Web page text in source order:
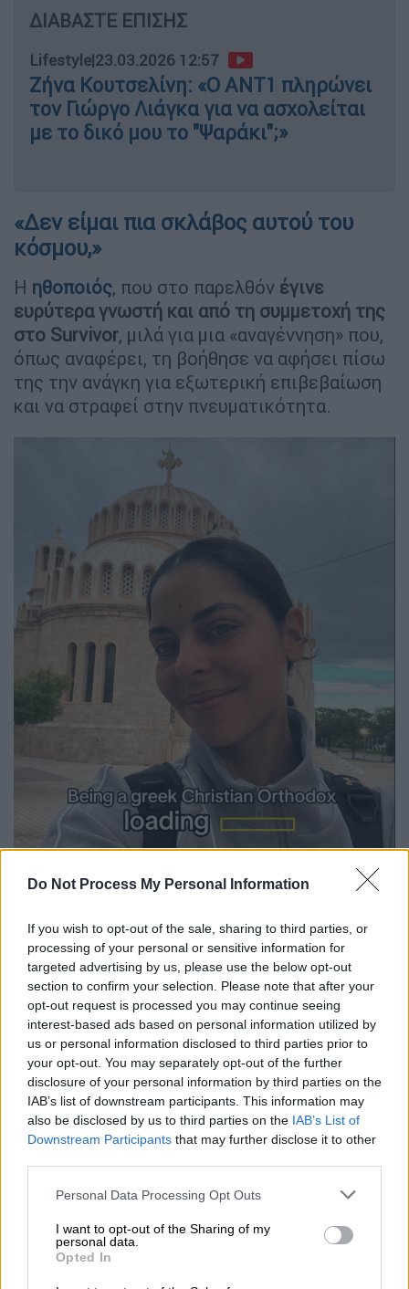
Do Not Process My Personal Information
If you wish to opt-out of the sale, sharing to third parties, or
processing of your personal or sensitive information for
targeted advertising by us, please use the below opt-out
section to confirm your selection. Please note that after your
opt-out request is processed you may continue seeing
interest-based ads based on personal information utilized by
us or personal information disclosed to third parties prior to
your opt-out. You may separately opt-out of the further
disclosure of your personal information by third parties on the
IAB’s list of downstream participants. This information may
also be disclosed by us to third parties on the IAB’s List of
Downstream Participants that may further disclose it to other
Please note that this website/app uses one or more Google
not limited to your visit or usage behaviour. You may click to
grant or deny consent to Google and its third-party tags to
use your data for below specified purposes in below Google
Personal Data Processing Opt Outs
I want to opt-out of the Sharing of my
personal data.
Opted In
ΔΙΑΒΑΣΤΕ ΕΠΙΣΗΣ
Lifestyle|23.03.2026 12:57
Ζήνα Κουτσελίνη: «Ο ΑΝΤ1 πληρώνει
τον Γιώργο Λιάγκα για να ασχολείται
με το δικό μου το "Ψαράκι";»
«Δεν είμαι πια σκλάβος αυτού του
κόσμου,»
Η ηθοποιός, που στο παρελθόν έγινε
ευρύτερα γνωστή και από τη συμμετοχή της
στο Survivor, μιλά για μια «αναγέννηση» που,
όπως αναφέρει, τη βοήθησε να αφήσει πίσω
της την ανάγκη για εξωτερική επιβεβαίωση
και να στραφεί στην πνευματικότητα.